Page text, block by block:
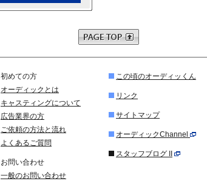
初めての方
オーディックとは
キャスティングについて
広告業界の方
ご依頼の方法と流れ
よくあるご質問
お問い合わせ
一般のお問い合わせ
この頃のオーディッくん
リンク
サイトマップ
オーディックChannel
スタッフブログ II